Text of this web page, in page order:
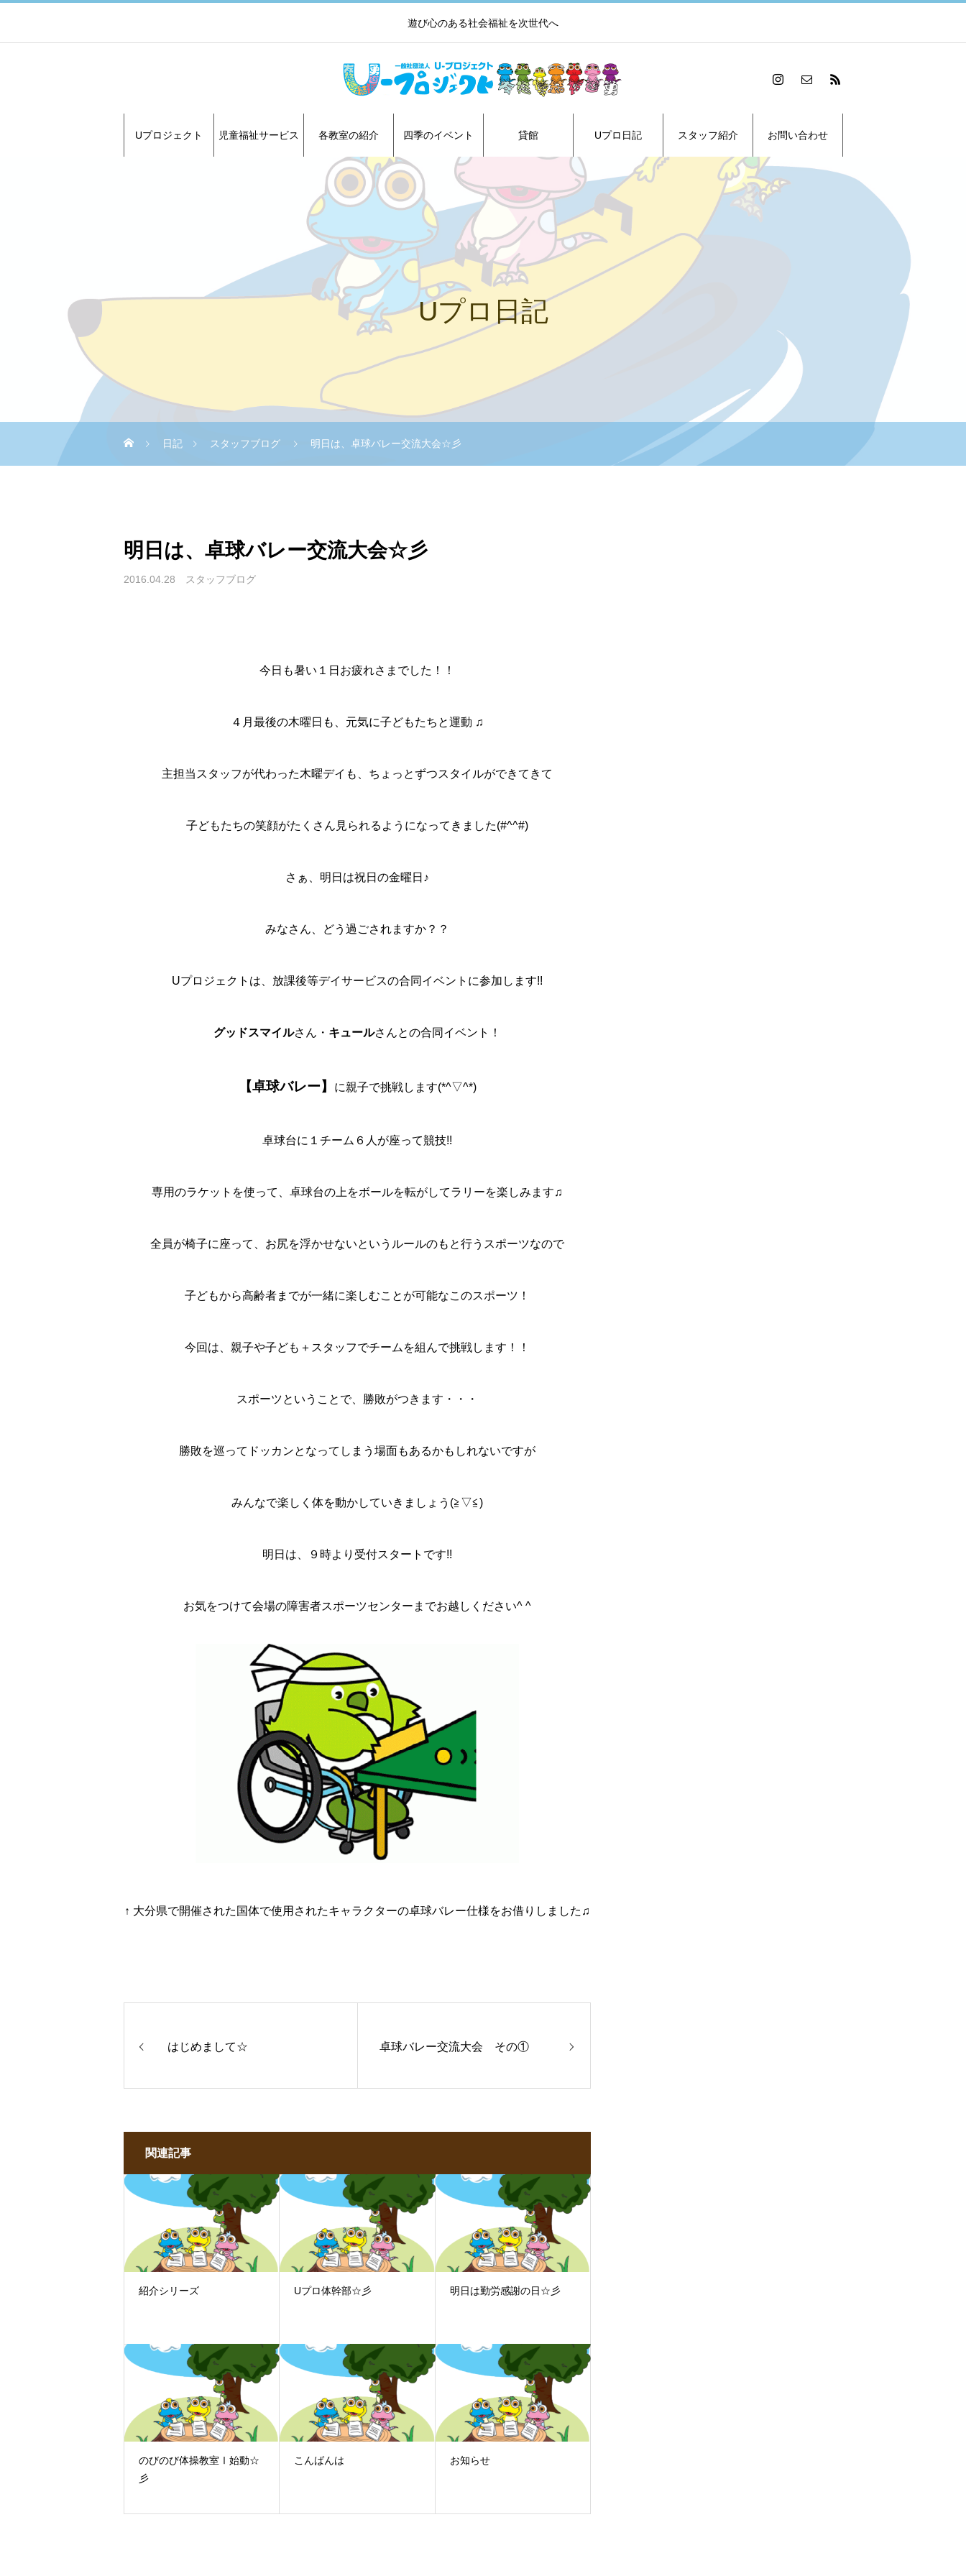
遊び心のある社会福祉を次世代へ
Uプロジェクト 児童福祉サービス 各教室の紹介 四季のイベント 貸館 Uプロ日記 スタッフ紹介 お問い合わせ
Uプロ日記
日記 スタッフブログ 明日は、卓球バレー交流大会☆彡
明日は、卓球バレー交流大会☆彡
2016.04.28 スタッフブログ
今日も暑い１日お疲れさまでした！！
４月最後の木曜日も、元気に子どもたちと運動 ♫
主担当スタッフが代わった木曜デイも、ちょっとずつスタイルができてきて
子どもたちの笑顔がたくさん見られるようになってきました(#^^#)
さぁ、明日は祝日の金曜日♪
みなさん、どう過ごされますか？？
Uプロジェクトは、放課後等デイサービスの合同イベントに参加します!!
グッドスマイルさん・ キュールさんとの合同イベント！
【卓球バレー】 に親子で挑戦します(*^▽^*)
卓球台に１チーム６人が座って競技!!
専用のラケットを使って、卓球台の上をボールを転がしてラリーを楽しみます♫
全員が椅子に座って、お尻を浮かせないというルールのもと行うスポーツなので
子どもから高齢者までが一緒に楽しむことが可能なこのスポーツ！
今回は、親子や子ども＋スタッフでチームを組んで挑戦します！！
スポーツということで、勝敗がつきます・・・
勝敗を巡ってドッカンとなってしまう場面もあるかもしれないですが
みんなで楽しく体を動かしていきましょう(≧▽≦)
明日は、９時より受付スタートです!!
お気をつけて会場の障害者スポーツセンターまでお越しください^ ^
↑ 大分県で開催された国体で使用されたキャラクターの卓球バレー仕様をお借りしました♫
はじめまして☆ 卓球バレー交流大会 その①
関連記事
紹介シリーズ Uプロ体幹部☆彡 明日は勤労感謝の日☆彡
のびのび体操教室Ⅰ始動☆
彡
こんばんは お知らせ